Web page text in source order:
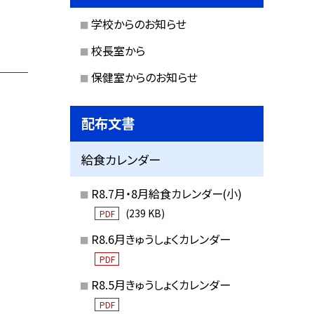
学校からのお知らせ
校長室から
保健室からのお知らせ
配布文書
給食カレンダー
R8.7月・8月給食カレンダー(小)
PDF (239 KB)
R8.6月きゅうしょくカレンダー
PDF
R8.5月きゅうしょくカレンダー
PDF